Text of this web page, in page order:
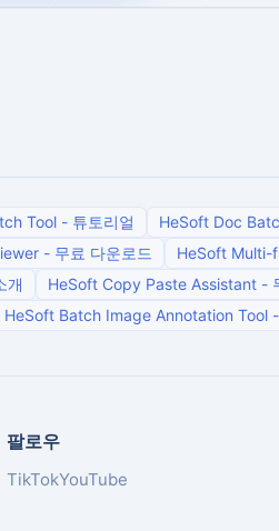
Tool - 튜토리얼 HeSoft Doc
- 무료 다운로드 HeSoft Multi-
개 HeSoft Copy Paste Assistant -
HeSoft Batch Image Annotation Tool -
팔로우
TikTokYouTube